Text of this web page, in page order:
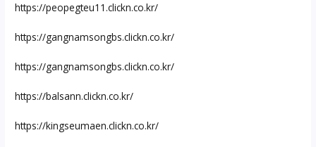
https://peopegteu11.clickn.co.kr/
https://gangnamsongbs.clickn.co.kr/
https://gangnamsongbs.clickn.co.kr/
https://balsann.clickn.co.kr/
https://kingseumaen.clickn.co.kr/